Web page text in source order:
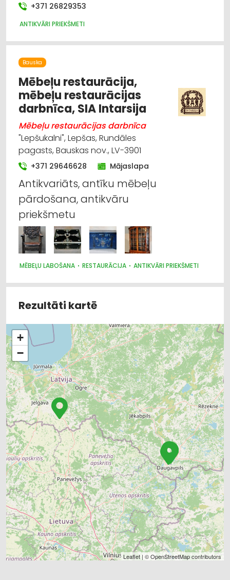
+371 26829353
ANTIKVĀRI PRIEKŠMETI
Bauska
Mēbeļu restaurācija,
mēbeļu restaurācijas
darbnīca, SIA Intarsija
Mēbeļu restaurācijas darbnīca
"Lepšukalni", Lepšas, Rundāles
pagasts, Bauskas nov., LV-3901
+371 29646628 Mājaslapa
Antikvariāts, antīku mēbeļu
pārdošana, antikvāru
priekšmetu
MĒBEĻU LABOŠANA RESTAURĀCIJA ANTIKVĀRI PRIEKŠMETI
Rezultāti kartē
+
−
Leaflet | ©OpenStreetMapcontributors